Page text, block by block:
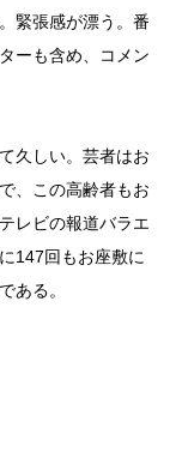
緊張感が漂う。番
ーも含め、コメン
久しい。芸者はお
、この高齢者もお
レビの報道バラエ
147回もお座敷に
ある。